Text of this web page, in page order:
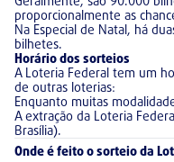
proporcionalmente as
Na Especial de Natal, há
bilhetes.
Horário dos sorteios
A Loteria Federal tem um
de outras loterias:
Enquanto muitas
A extração da Loteria
Brasília).
Onde é feito o sorteio da